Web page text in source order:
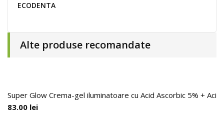
ECODENTA
Alte produse recomandate
Super Glow Crema-gel iluminatoare cu Acid Ascorbic 5% +
83.00 lei